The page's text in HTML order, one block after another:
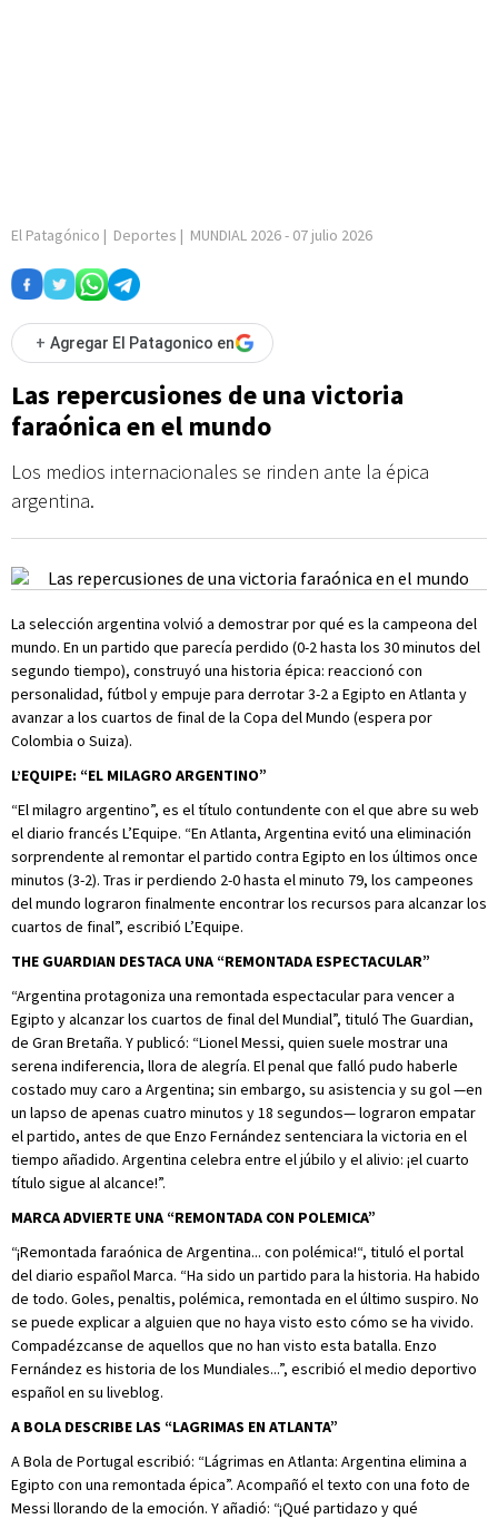
El Patagónico | Deportes | MUNDIAL 2026- 07 julio 2026
+ Agregar El Patagonico en
Las repercusiones de una victoria
faraónica en el mundo
Los medios internacionales se rinden ante la épica
argentina.
La selección argentina volvió a demostrar por qué es la campeona del
mundo. En un partido que parecía perdido (0-2 hasta los 30 minutos del
segundo tiempo), construyó una historia épica: reaccionó con
personalidad, fútbol y empuje para derrotar 3-2 a Egipto en Atlanta y
avanzar a los cuartos de final de la Copa del Mundo (espera por
Colombia o Suiza).
L’EQUIPE: “EL MILAGRO ARGENTINO”
“El milagro argentino”, es el título contundente con el que abre su web
el diario francés L’Equipe. “En Atlanta, Argentina evitó una eliminación
sorprendente al remontar el partido contra Egipto en los últimos once
minutos (3-2). Tras ir perdiendo 2-0 hasta el minuto 79, los campeones
del mundo lograron finalmente encontrar los recursos para alcanzar los
cuartos de final”, escribió L’Equipe.
THE GUARDIAN DESTACA UNA “REMONTADA ESPECTACULAR”
“Argentina protagoniza una remontada espectacular para vencer a
Egipto y alcanzar los cuartos de final del Mundial”, tituló The Guardian,
de Gran Bretaña. Y publicó: “Lionel Messi, quien suele mostrar una
serena indiferencia, llora de alegría. El penal que falló pudo haberle
costado muy caro a Argentina; sin embargo, su asistencia y su gol —en
un lapso de apenas cuatro minutos y 18 segundos— lograron empatar
el partido, antes de que Enzo Fernández sentenciara la victoria en el
tiempo añadido. Argentina celebra entre el júbilo y el alivio: ¡el cuarto
título sigue al alcance!”.
MARCA ADVIERTE UNA “REMONTADA CON POLEMICA”
“¡Remontada faraónica de Argentina... con polémica!“, tituló el portal
del diario español Marca. “Ha sido un partido para la historia. Ha habido
de todo. Goles, penaltis, polémica, remontada en el último suspiro. No
se puede explicar a alguien que no haya visto esto cómo se ha vivido.
Compadézcanse de aquellos que no han visto esta batalla. Enzo
Fernández es historia de los Mundiales...”, escribió el medio deportivo
español en su liveblog.
A BOLA DESCRIBE LAS “LAGRIMAS EN ATLANTA”
A Bola de Portugal escribió: “Lágrimas en Atlanta: Argentina elimina a
Egipto con una remontada épica”. Acompañó el texto con una foto de
Messi llorando de la emoción. Y añadió: “¡Qué partidazo y qué